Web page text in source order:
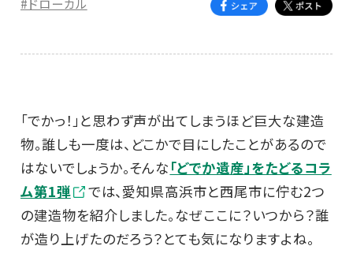
「でかっ！」と思わず声が出てしまうほど巨大な建造
物。誰しも一度は、どこかで目にしたことがあるので
はないでしょうか。そんな 「どでか遺産」をたどるコラ
ム第1弾
では、愛知県高浜市と西尾市に佇む2つ
の建造物を紹介しました。なぜここに？いつから？誰
が造り上げたのだろう？とても気になりますよね。